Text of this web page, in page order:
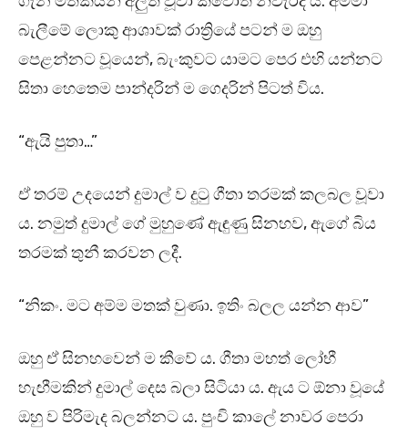
බැලීමේ ලොකු ආශාවක් රාත්‍රියේ පටන් ම ඔහු
පෙළන්නට වූයෙන්, බැංකුවට යාමට පෙර එහි යන්නට
සිතා හෙතෙම පාන්දරින් ම ගෙදරින් පිටත් විය.
“ඇයි පුතා…”
ඒ තරම් උදයෙන් දුමාල් ව දුටු ගීතා තරමක් කලබල වූවා
ය. නමුත් දුමාල් ගේ මුහුණේ ඇඳුණු සිනහව, ඇගේ බිය
තරමක් තුනී කරවන ලදී.
“නිකං. මට අම්ම මතක් වුණා. ඉතිං බලල යන්න ආව”
ඔහු ඒ සිනහවෙන් ම කීවේ ය. ගීතා මහත් ලෝභී
හැඟීමකින් දුමාල් දෙස බලා සිටියා ය. ඇය ට ඕනා වූයේ
ඔහු ව පිරිමැද බලන්නට ය. පුංචි කාලේ නාවර පෙරා